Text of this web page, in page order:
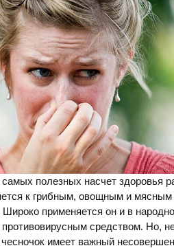
полезных насчет здоровья
к грибным, овощным и
Широко применяется он и в
средством. Но,
имеет важный